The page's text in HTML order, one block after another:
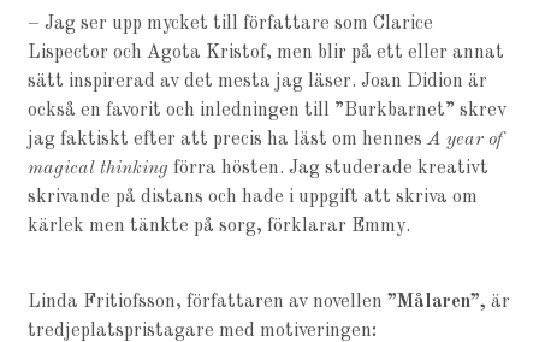
– Jag ser upp mycket till författare som Clarice
Lispector och Agota Kristof, men blir på ett eller annat
sätt inspirerad av det mesta jag läser. Joan Didion är
också en favorit och inledningen till ”Burkbarnet” skrev
jag faktiskt efter att precis ha läst om hennesA year of
magical thinking förra hösten. Jag studerade kreativt
skrivande på distans och hade i uppgift att skriva om
kärlek men tänkte på sorg, förklarar Emmy.
Linda Fritiofsson, författaren av novellen”Målaren”,är
tredjeplatspristagare med motiveringen: